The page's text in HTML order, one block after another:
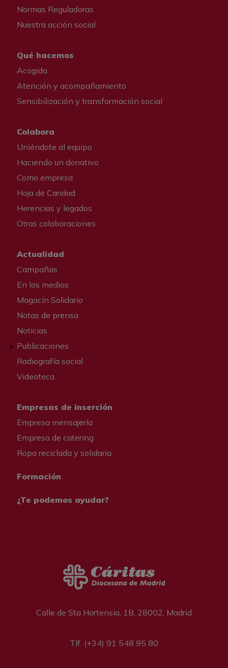
Normas Reguladoras
Nuestra acción social
Qué hacemos
Acogida
Atención y acompañamiento
Sensibilización y transformación social
Colabora
Uniéndote al equipo
Haciendo un donativo
Como empresa
Hoja de Caridad
Herencias y legados
Otras colaboraciones
Actualidad
Campañas
En los medios
Magacín Solidario
Notas de prensa
Noticias
Publicaciones
Radiografía social
Videoteca
Empresas de inserción
Empresa mensajería
Empresa de catering
Ropa reciclada y solidaria
Formación
¿Te podemos ayudar?
Calle de Sta Hortensia, 1B, 28002, Madrid
Tlf. (+34) 91 548 95 80